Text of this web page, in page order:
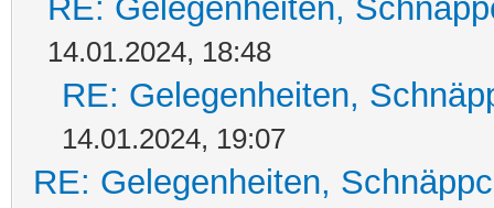
RE: Gelegenheiten,
14.01.2024, 18:48
RE: Gelegenheiten,
14.01.2024, 19:07
RE: Gelegenheiten,